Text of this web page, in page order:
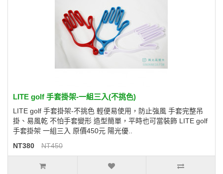
LITE golf 手套掛架-一組三入(不挑色)
LITE golf 手套掛架-不挑色 輕便易使用，防止強風 手套完整吊
掛、易風乾 不怕手套變形 造型簡單，平時也可當裝飾 LITE golf
手套掛架 一組三入 原價450元 陽光優..
NT380
NT450